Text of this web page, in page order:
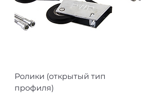
Ролики (открытый тип
профиля)